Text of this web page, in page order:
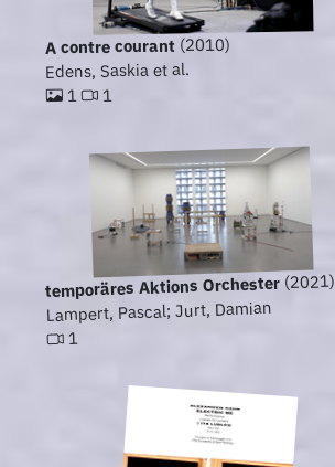
A contre courant (2010)
Edens, Saskia et al.
1 1
temporäres Aktions Orchester(2021)
Lampert, Pascal; Jurt, Damian
1